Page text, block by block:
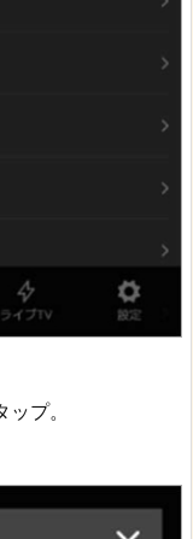
プ。